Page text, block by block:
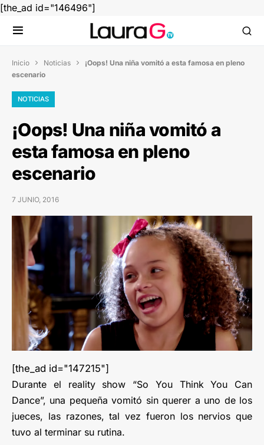
[the_ad id="146496"]
Inicio  Noticias  ¡Oops! Una niña vomitó a esta famosa en pleno
escenario
NOTICIAS
¡Oops! Una niña vomitó a
esta famosa en pleno
escenario
7 JUNIO, 2016
[the_ad id="147215"]
Durante el reality show “So You Think You Can
Dance”, una pequeña vomitó sin querer a uno de los
jueces, las razones, tal vez fueron los nervios que
tuvo al terminar su rutina.